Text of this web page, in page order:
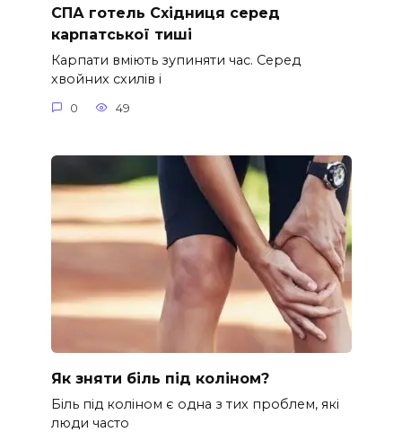
СПА готель Східниця серед
карпатської тиші
Карпати вміють зупиняти час. Серед
хвойних схилів і
0 49
Як зняти біль під коліном?
Біль під коліном є одна з тих проблем, які
люди часто